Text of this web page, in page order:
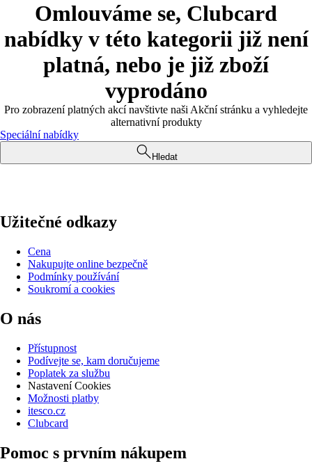
Omlouváme se, Clubcard
nabídky v této kategorii již není
platná, nebo je již zboží
vyprodáno
Pro zobrazení platných akcí navštivte naši Akční stránku a vyhledejte
alternativní produkty
Speciální nabídky
Hledat
Užitečné odkazy
Cena
Nakupujte online bezpečně
Podmínky používání
Soukromí a cookies
O nás
Přístupnost
Podívejte se, kam doručujeme
Poplatek za službu
Nastavení Cookies
Možnosti platby
itesco.cz
Clubcard
Pomoc s prvním nákupem